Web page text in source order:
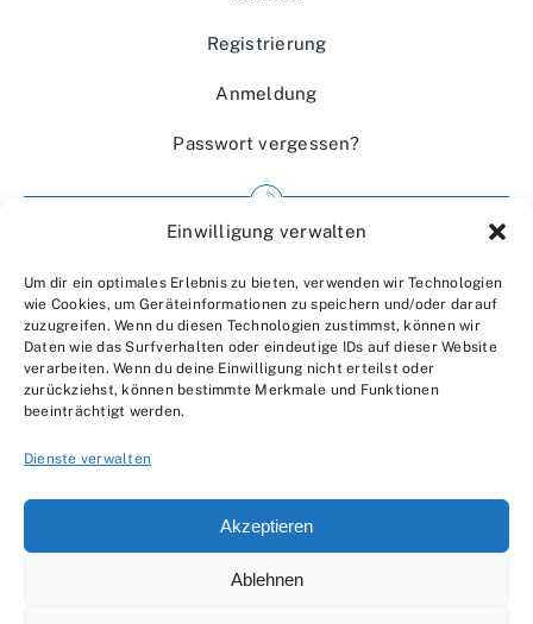
Einwilligung verwalten
Um dir ein optimales Erlebnis zu bieten, verwenden wir Technologien
wie Cookies, um Geräteinformationen zu speichern und/oder darauf
zuzugreifen. Wenn du diesen Technologien zustimmst, können wir
Daten wie das Surfverhalten oder eindeutige IDs auf dieser Website
verarbeiten. Wenn du deine Einwilligung nicht erteilst oder
zurückziehst, können bestimmte Merkmale und Funktionen
beeinträchtigt werden.
Dienste verwalten
Akzeptieren
Ablehnen
Registrierung
Anmeldung
Passwort vergessen?
Wir über uns
Kontakt
Datenschutzerklärung
© 2007 - 2026 •by Moveco